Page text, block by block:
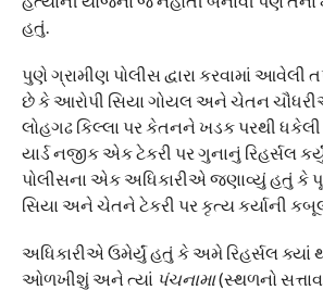
હતું.
પુણે ગ્રામીણ પોલીસ દ્વારા કરવામાં આવેલી
છે કે આરોપી સિયા ગોયલ અને ચેતન
લોહગઢ કિલ્લા પર કેતનને ખડક પરથી ધકેલી
યાર્ડ નજીક એક ટેકરી પર ગુનાનું રિહર્સલ
પોલીસના એક અધિકારીએ જણાવ્યું હતું કે
સિયા અને ચેતને ટેકરી પર કૃત્ય કર્યાની
અધિકારીએ ઉમેર્યું હતું કે અમે રિહર્સલ ક્યાં
ઓળખીશું અને ત્યાં પંચનામા(સ્થળનો